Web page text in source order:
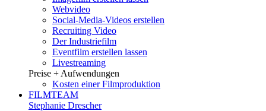
Webvideo
Social-Media-Videos erstellen
Recruiting Video
Der Industriefilm
Eventfilm erstellen lassen
Livestreaming
Preise + Aufwendungen
Kosten einer Filmproduktion
FILMTEAM
Stephanie Drescher